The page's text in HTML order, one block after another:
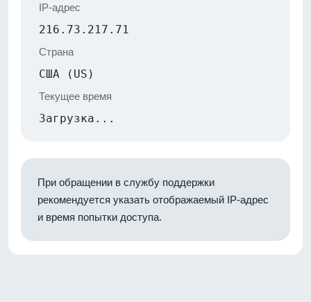
IP-адрес
216.73.217.71
Страна
США (US)
Текущее время
Загрузка...
При обращении в службу поддержки
рекомендуется указать отображаемый IP-адрес
и время попытки доступа.